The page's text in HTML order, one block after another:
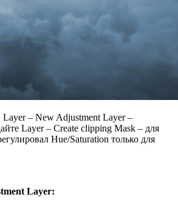
– New Adjustment Layer –
Layer – Create clipping Mask – для
Hue/Saturation только для
Layer: